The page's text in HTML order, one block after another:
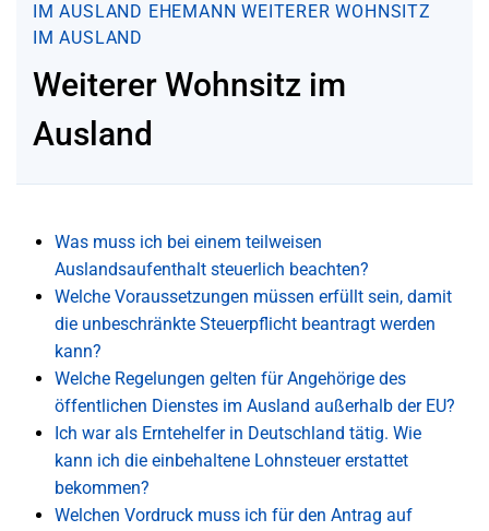
IM AUSLAND EHEMANN WEITERER WOHNSITZ
IM AUSLAND
Weiterer Wohnsitz im
Ausland
Was muss ich bei einem teilweisen
Auslandsaufenthalt steuerlich beachten?
Welche Voraussetzungen müssen erfüllt sein, damit
die unbeschränkte Steuerpflicht beantragt werden
kann?
Welche Regelungen gelten für Angehörige des
öffentlichen Dienstes im Ausland außerhalb der EU?
Ich war als Erntehelfer in Deutschland tätig. Wie
kann ich die einbehaltene Lohnsteuer erstattet
bekommen?
Welchen Vordruck muss ich für den Antrag auf